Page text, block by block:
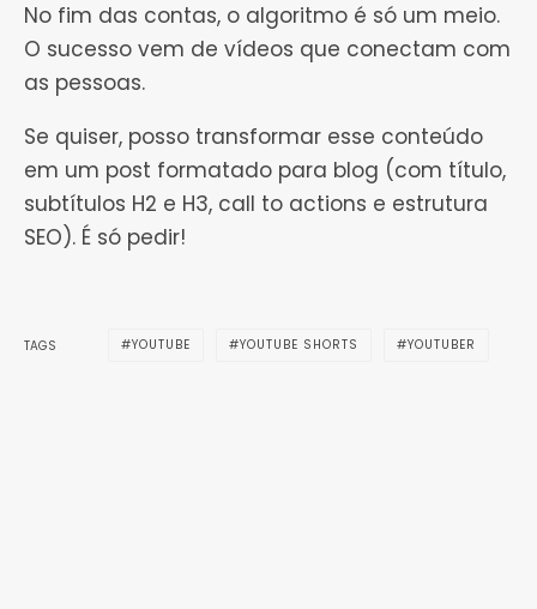
No fim das contas, o algoritmo é só um meio.
O sucesso vem de vídeos que conectam com
as pessoas.
Se quiser, posso transformar esse conteúdo
em um post formatado para blog (com título,
subtítulos H2 e H3, call to actions e estrutura
SEO). É só pedir!
TAGS YOUTUBE YOUTUBE SHORTS YOUTUBER